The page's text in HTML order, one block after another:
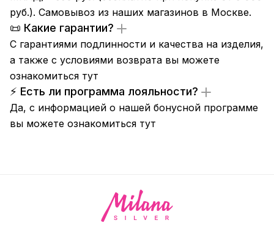
руб.). Самовывоз из наших магазинов в Москве.
📜 Какие гарантии?
С гарантиями подлинности и качества на изделия,
а также с условиями возврата вы можете
ознакомиться тут
⚡ Есть ли программа лояльности?
Да, с информацией о нашей бонусной программе
вы можете ознакомиться тут